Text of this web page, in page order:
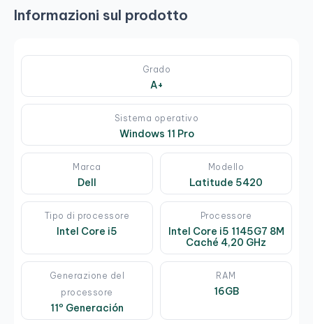
Informazioni sul prodotto
Grado
A+
Sistema operativo
Windows 11 Pro
Marca
Dell
Modello
Latitude 5420
Tipo di processore
Intel Core i5
Processore
Intel Core i5 1145G7 8M
Caché 4,20 GHz
Generazione del
processore
11º Generación
RAM
16GB